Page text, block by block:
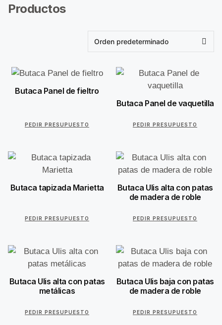
Productos
Butaca Panel de fieltro
PEDIR PRESUPUESTO
Butaca Panel de vaquetilla
PEDIR PRESUPUESTO
Butaca tapizada Marietta
PEDIR PRESUPUESTO
Butaca Ulis alta con patas
de madera de roble
PEDIR PRESUPUESTO
Butaca Ulis alta con patas
metálicas
PEDIR PRESUPUESTO
Butaca Ulis baja con patas
de madera de roble
PEDIR PRESUPUESTO